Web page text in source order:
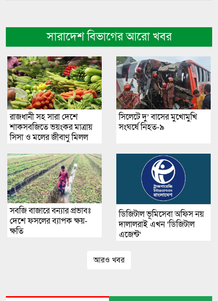
সারাদেশ বিভাগের আরো খবর
রাজধানী সহ সারা দেশে
শাকসবজিতে ভয়ংকর মাত্রায়
সিসা ও মলের জীবাণু মিলল
সিলেটে দু’ বাসের মুখোমুখি
সংঘর্ষে নিহত-৯
সবজি বাজারে বন্যার প্রভাবঃ
দেশে ফসলের ব্যাপক ক্ষয়-
ক্ষতি
ডিজিটাল ভূমিসেবা অফিস নয়
দালালরাই এখন ‘ডিজিটাল
এজেন্ট’
আরও খবর